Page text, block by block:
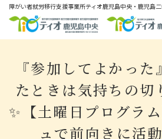
障がい者就労移⾏⽀援事業所ティオ⿅児島中央・鹿児島
『参加してよかっ
たときは気持ちの切
✨【土曜日プログラ
ュで前向きに活